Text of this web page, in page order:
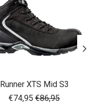
Runner XTS Mid S3
€74,95 €86,95